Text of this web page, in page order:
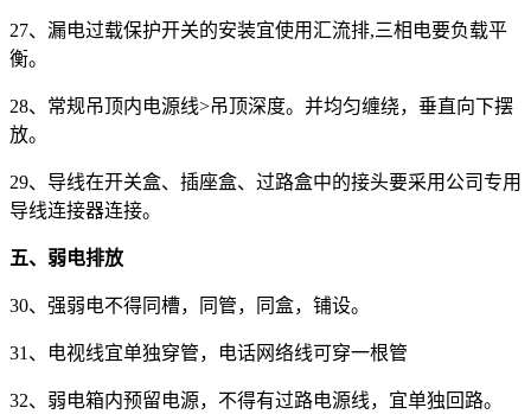
27、漏电过载保护开关的安装宜使用汇流排,三相电要负载平
衡。
28、常规吊顶内电源线>吊顶深度。并均匀缠绕，垂直向下摆
放。
29、导线在开关盒、插座盒、过路盒中的接头要采用公司专用
导线连接器连接。
五、弱电排放
30、强弱电不得同槽，同管，同盒，铺设。
31、电视线宜单独穿管，电话网络线可穿一根管
32、弱电箱内预留电源，不得有过路电源线，宜单独回路。